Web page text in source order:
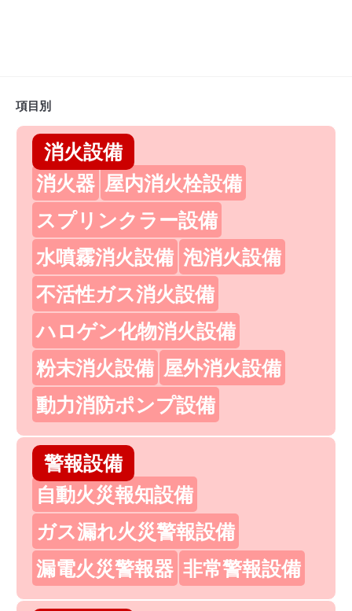
項目別
消火設備
消火器 屋内消火栓設備
スプリンクラー設備
水噴霧消火設備 泡消火設備
不活性ガス消火設備
ハロゲン化物消火設備
粉末消火設備 屋外消火設備
動力消防ポンプ設備
警報設備
自動火災報知設備
ガス漏れ火災警報設備
漏電火災警報器 非常警報設備